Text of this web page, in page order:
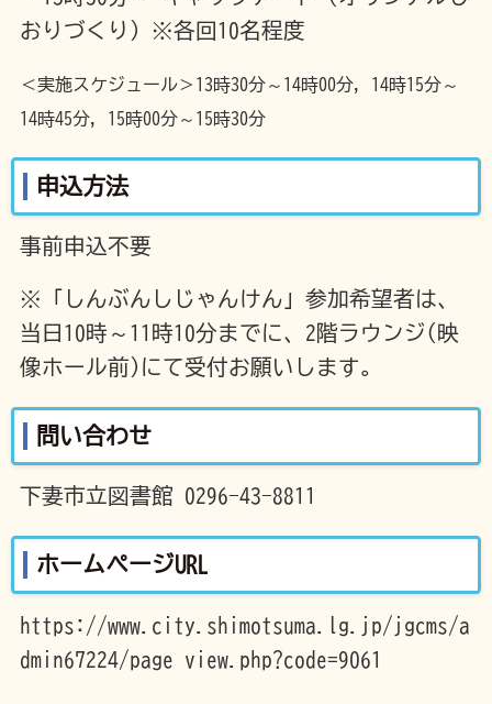
おりづくり）※各回10名程度
＜実施スケジュール＞13時30分～14時00分, 14時15分～
14時45分, 15時00分～15時30分
申込方法
事前申込不要
※「しんぶんしじゃんけん」参加希望者は、
当日10時～11時10分までに、2階ラウンジ(映
像ホール前)にて受付お願いします。
問い合わせ
下妻市立図書館 0296-43-8811
ホームページURL
https://www.city.shimotsuma.lg.jp/jgcms/a
dmin67224/page_view.php?code=9061